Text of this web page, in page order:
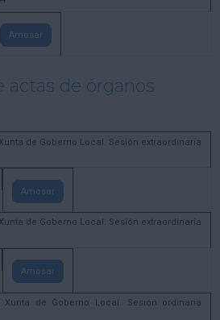
Amosar
actas de órganos
Xunta de Goberno Local. Sesión extraordinaria
Amosar
Xunta de Goberno Local. Sesión extraordinaria
Amosar
Xunta de Goberno Local. Sesión ordinaria